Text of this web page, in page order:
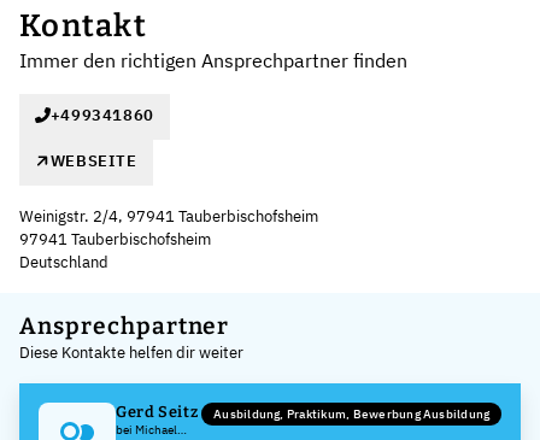
Kontakt
Immer den richtigen Ansprechpartner finden
+499341860
WEBSEITE
Weinigstr. 2/4, 97941 Tauberbischofsheim
97941 Tauberbischofsheim
Deutschland
+
−
Ansprechpartner
Diese Kontakte helfen dir weiter
Gerd Seitz
bei Michael
Ausbildung, Praktikum, Bewerbung Ausbildung